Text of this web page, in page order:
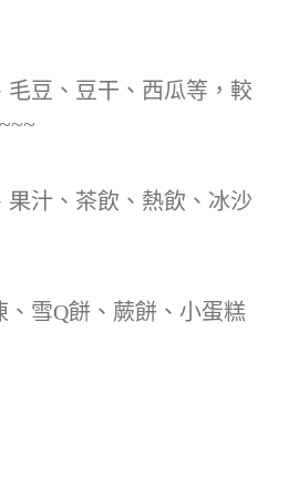
毛豆、豆干、西瓜等，較
汁、茶飲、熱飲、冰沙
雪Q餅、蕨餅、小蛋糕